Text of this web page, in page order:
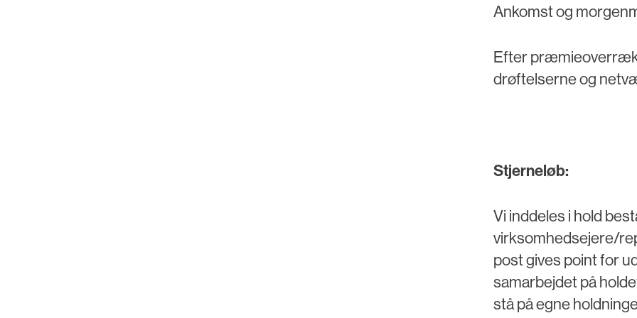
Ankomst og
Efter
drøftelserne og
Stjerneløb:
Vi inddeles i hold
virksomhedsejere/
post gives point for
samarbejdet på
stå på egne